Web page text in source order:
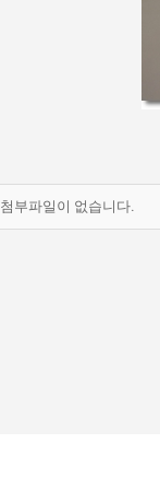
첨부파일이 없습니다.